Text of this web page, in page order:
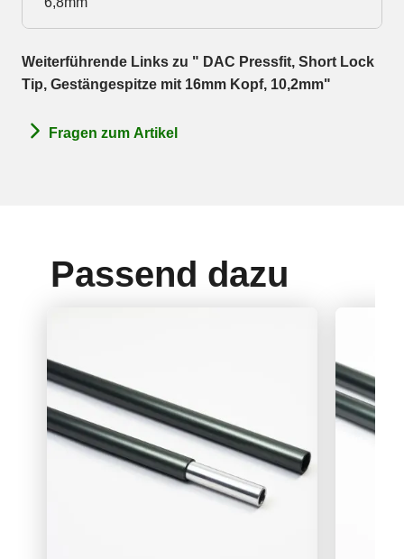
Weiterführende Links zu " DAC Pressfit, Short Lock
Tip, Gestängespitze mit 16mm Kopf, 10,2mm"
Fragen zum Artikel
Passend dazu